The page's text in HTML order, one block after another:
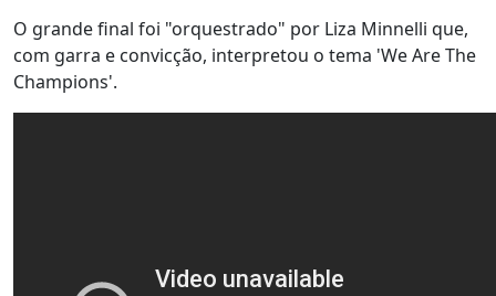
O grande final foi "orquestrado" por Liza Minnelli que,
com garra e convicção, interpretou o tema 'We Are The
Champions'.